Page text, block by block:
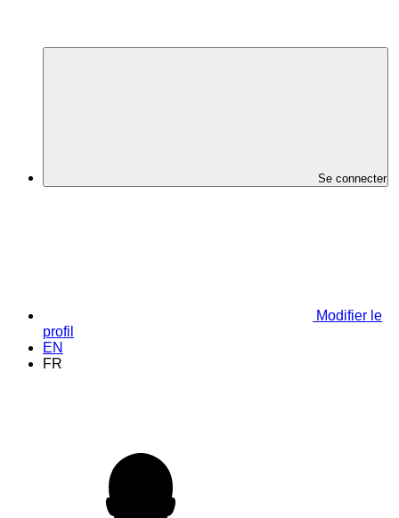
Se connecter
Modifier le
profil
EN
FR